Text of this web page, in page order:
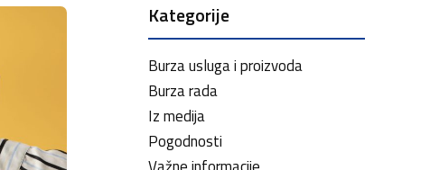
Kategorije
Burza usluga i proizvoda
Burza rada
Iz medija
Pogodnosti